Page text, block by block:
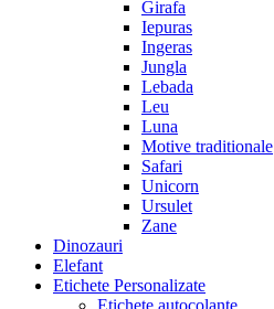
Girafa
Iepuras
Ingeras
Jungla
Lebada
Leu
Luna
Motive traditionale
Safari
Unicorn
Ursulet
Zane
Dinozauri
Elefant
Etichete Personalizate
Etichete autocolante